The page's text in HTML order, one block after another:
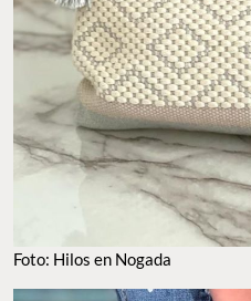
Foto: Hilos en Nogada